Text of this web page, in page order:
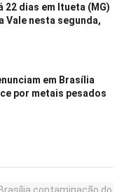
dias em Itueta (MG)
Vale nesta segunda,
em Brasília
por metais pesados